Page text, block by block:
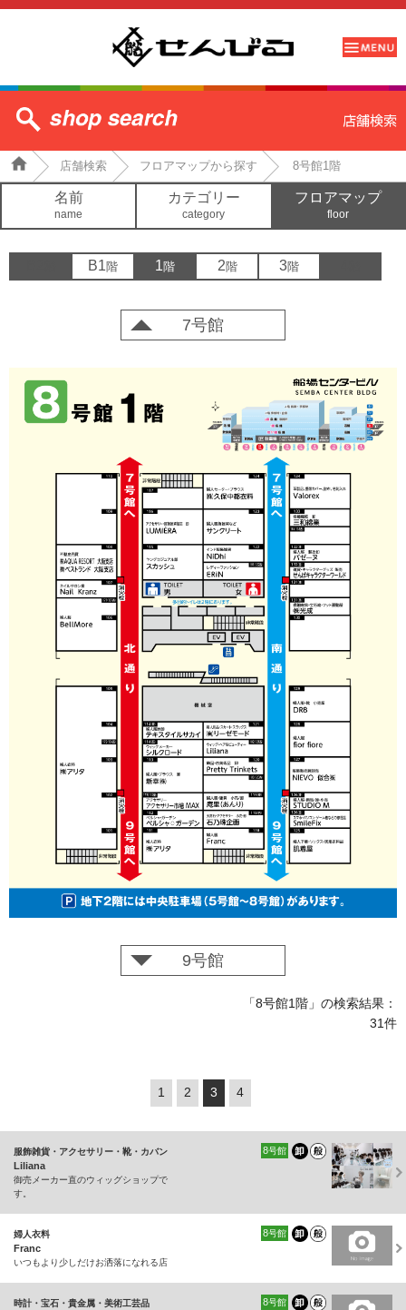
店舗検索 フロアマップから探す 8号館1階
名前
name
カテゴリー
category
フロアマップ
floor
B1階 1階 2階 3階
7号館
9号館
「8号館1階」の検索結果：
31件
1 2 3 4
服飾雑貨・アクセサリー・靴・カバン
Liliana
御売メーカー直のウィッグショップで
す。
8号館
婦人衣料
Franc
いつもより少しだけお洒落になれる店
8号館
時計・宝石・貴金属・美術工芸品 8号館